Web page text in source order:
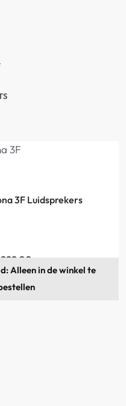
3F Luidsprekers
Alleen in de winkel te